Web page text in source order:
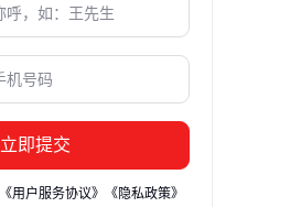
立即提交
《用户服务协议》 《隐私政策》